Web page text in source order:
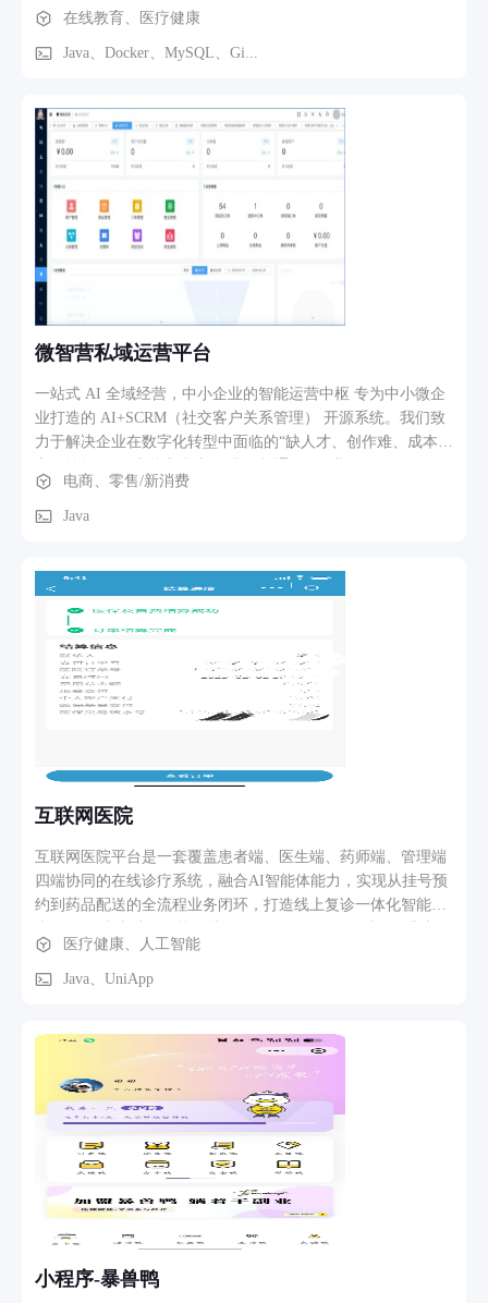
能力，构建了稳定，高效，智能的医疗服务平 台。 核心模块:
用户管理模块，科室管理模块，药品药房模块，挂号功能模
在线教育、医疗健康
Java、Docker、MySQL、Gi...
微智营私域运营平台
一站式 AI 全域经营，中小企业的智能运营中枢 专为中小微企
业打造的 AI+SCRM（社交客户关系管理） 开源系统。我们致
力于解决企业在数字化转型中面临的“缺人才、创作难、成本
信、公众号、视频号、抖音”等生态。
电商、零售/新消费
Java
互联网医院
互联网医院平台是一套覆盖患者端、医生端、药师端、管理端
四端协同的在线诊疗系统，融合AI智能体能力，实现从挂号预
约到药品配送的全流程业务闭环，打造线上复诊一体化智能诊
付、药品配送等核心功能。患者挂号时，智能分诊Agent根据主
诉症状自动推荐科室与医生，降低患者选择门槛；预问诊阶
检查单及病历，支持诊间多渠道缴费与药品配送或院内自提。
医生端涵盖排班管理、接诊会话、电子病历、处方管理、检查
检验、患者360视图及医保监管等模块。接诊后，辅助诊断
Agent基于患者主诉、病史及检查报告提供诊断建议与鉴别提
示，辅助医生快速判断；检查单解读预处理Agent自动解析检验
报告，标记异常指标并生成结构化摘要，减少医生阅读成本。
处方开立时，合理审方Agent实时校验配伍禁忌、药物相互作
用、特殊人群禁忌及超剂量风险，按风险等级分级拦截，保障
用药安全。医保监管模块支持事前调阅与开方过程中的规则实
时校验。 药师端负责处方人工审核，与AI审方形成人机协同双
重保障，覆盖处方合法性、用药适宜性及安全性审核。管理端
医疗健康、人工智能
Java、UniApp
小程序-暴兽鸭